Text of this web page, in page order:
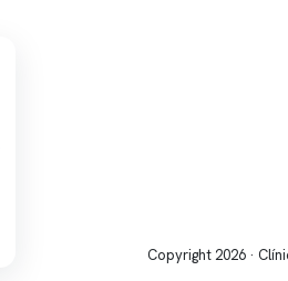
Copyright 2026 ·